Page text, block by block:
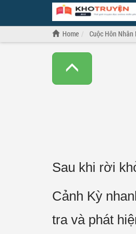
Home Cuộc Hôn Nhân
Sau khi rời
Cảnh Kỳ
tra và phát